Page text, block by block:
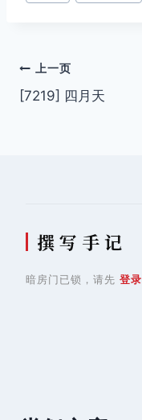
文
章
上一页
[7219] 四月天
撰 写 手 记
暗房门已锁，请先 登录